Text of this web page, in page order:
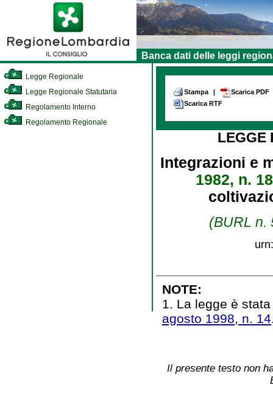
Banca dati delle leggi
Legge Regionale
Legge Regionale Statutaria
Regolamento Interno
Regolamento Regionale
Stampa |
Scarica PDF
Scarica RTF
LEGGE
Integrazioni e
1982, n. 18
(BURL n.
NOTE:
1. La legge è
agosto 1998, n. 14
Il presente testo non